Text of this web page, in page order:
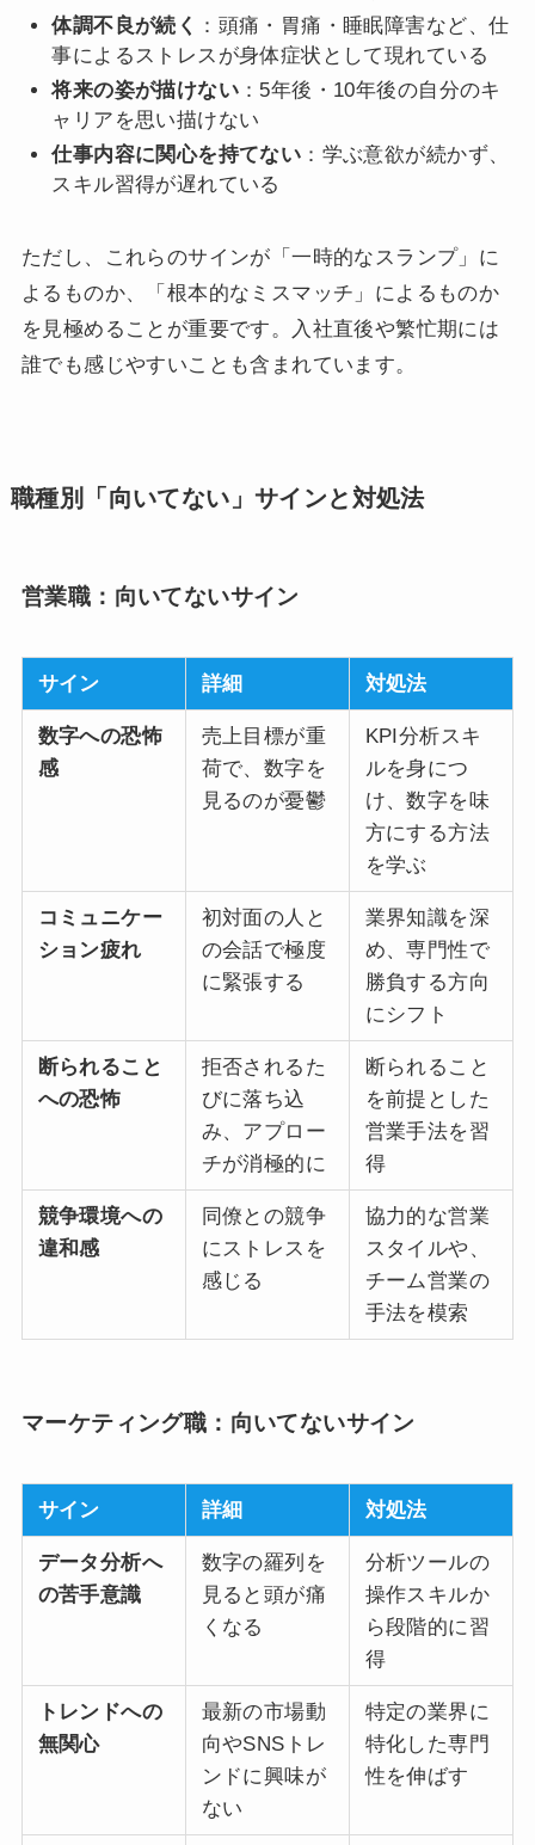
体調不良が続く
：頭痛・胃痛・睡眠障害など、仕
事によるストレスが身体症状として現れている
将来の姿が描けない ：5年後・10年後の自分のキ
ャリアを思い描けない
仕事内容に関心を持てない ：学ぶ意欲が続かず、
スキル習得が遅れている
ただし、これらのサインが「一時的なスランプ」に
よるものか、「根本的なミスマッチ」によるものか
を見極めることが重要です。入社直後や繁忙期には
誰でも感じやすいことも含まれています。
職種別「向いてない」サインと対処法
営業職：向いてないサイン
サイン 詳細 対処法
数字への恐怖
感
売上目標が重
荷で、数字を
見るのが憂鬱
KPI分析スキ
ルを身につ
け、数字を味
方にする方法
を学ぶ
コミュニケー
ション疲れ
初対面の人と
の会話で極度
に緊張する
業界知識を深
め、専門性で
勝負する方向
にシフト
断られること
への恐怖
拒否されるた
びに落ち込
み、アプロー
チが消極的に
断られること
を前提とした
営業手法を習
得
競争環境への
違和感
同僚との競争
にストレスを
感じる
協力的な営業
スタイルや、
チーム営業の
手法を模索
マーケティング職：向いてないサイン
サイン 詳細 対処法
データ分析へ
の苦手意識
数字の羅列を
見ると頭が痛
くなる
分析ツールの
操作スキルか
ら段階的に習
得
トレンドへの
無関心
最新の市場動
向やSNSトレ
ンドに興味が
ない
特定の業界に
特化した専門
性を伸ばす